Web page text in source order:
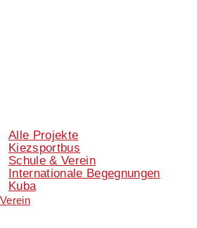
Alle Projekte
Kiezsportbus
Schule & Verein
Internationale Begegnungen
Kuba
Verein